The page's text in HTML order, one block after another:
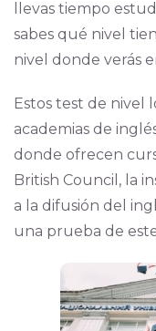
llevas tiempo
sabes qué nivel
nivel donde verás
Estos test de nivel
academias de
donde ofrecen
British Council, la
a la difusión del
una prueba de